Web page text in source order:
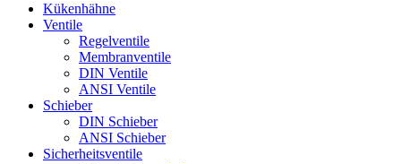
Kükenhähne
Ventile
Regelventile
Membranventile
DIN Ventile
ANSI Ventile
Schieber
DIN Schieber
ANSI Schieber
Sicherheitsventile